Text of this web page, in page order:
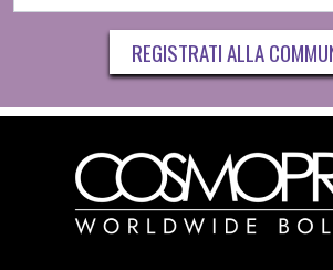
REGISTRATI ALLA